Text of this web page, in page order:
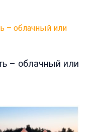
– облачный или